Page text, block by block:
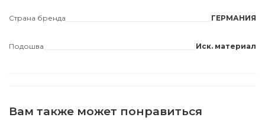
Страна бренда ГЕРМАНИЯ
Подошва Иск. материал
Вам также может понравиться